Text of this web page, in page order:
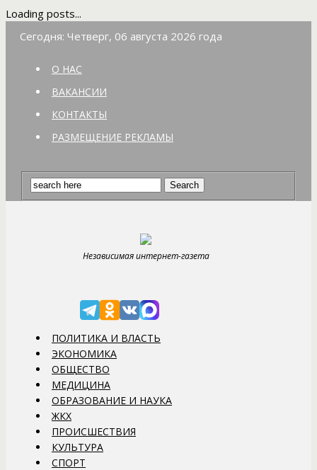
Loading posts...
Сегодня: Четверг, 06 августа 2026 года
О НАС
ВАКАНСИИ
КОНТАКТЫ
РАЗМЕЩЕНИЕ РЕКЛАМЫ
Независимая интернет-газета
ПОЛИТИКА И ВЛАСТЬ
ЭКОНОМИКА
ОБЩЕСТВО
МЕДИЦИНА
ОБРАЗОВАНИЕ И НАУКА
ЖКХ
ПРОИСШЕСТВИЯ
КУЛЬТУРА
СПОРТ